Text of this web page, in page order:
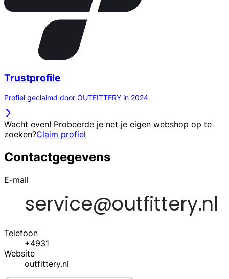
Trustprofile
Profiel geclaimd door OUTFITTERY in 2024
Wacht even! Probeerde je net je eigen webshop op te
zoeken?Claim profiel
Contactgegevens
E-mail
Telefoon
+4931
Website
outfittery.nl